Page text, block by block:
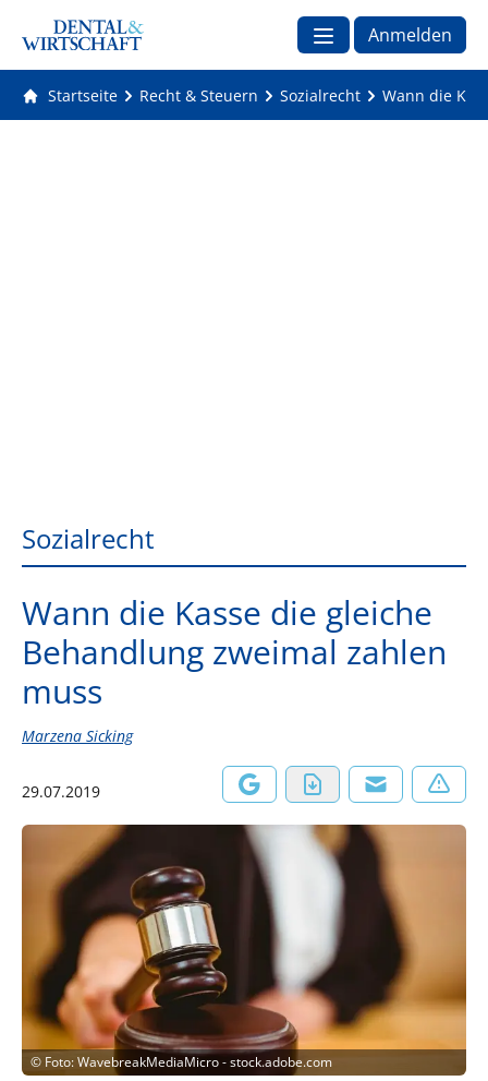
Anmelden
Startseite Recht & Steuern Sozialrecht Wann die
Sozialrecht
Wann die Kasse die gleiche
Behandlung zweimal zahlen
muss
Marzena Sicking
29.07.2019
© Foto: WavebreakMediaMicro - stock.adobe.com